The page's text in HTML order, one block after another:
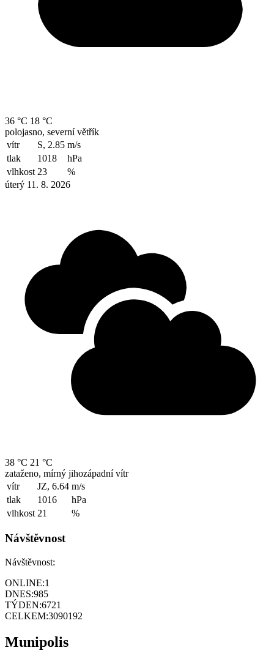
36 °C 18 °C
polojasno, severní větřík
vítr
S, 2.85 m/s
tlak
1018
hPa
vlhkost 23
%
úterý 11. 8. 2026
38 °C 21 °C
zataženo, mírný jihozápadní vítr
vítr
JZ, 6.64 m/s
tlak
1016
hPa
vlhkost 21 %
Návštěvnost
Návštěvnost:
ONLINE:1
DNES:985
TÝDEN:6721
CELKEM:3090192
Munipolis